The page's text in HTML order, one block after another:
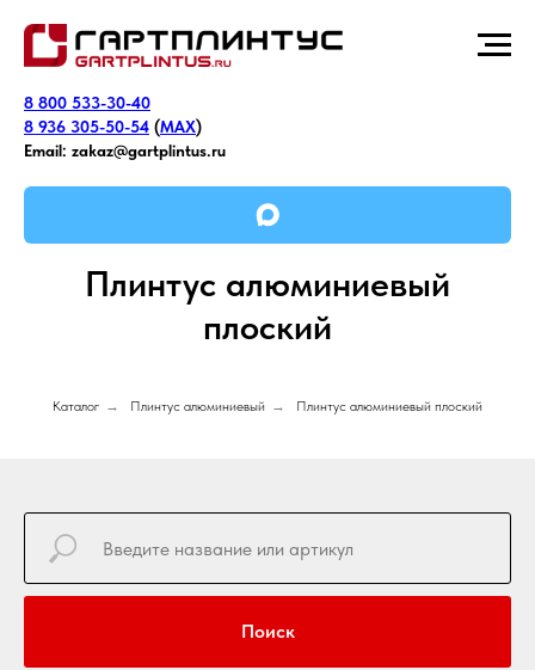
8 800 533-30-40
8 936 305-50-54 (MAX)
Email: zakaz@gartplintus.ru
Плинтус алюминиевый
плоский
Каталог → Плинтус алюминиевый → Плинтус алюминиевый плоский
Поиск